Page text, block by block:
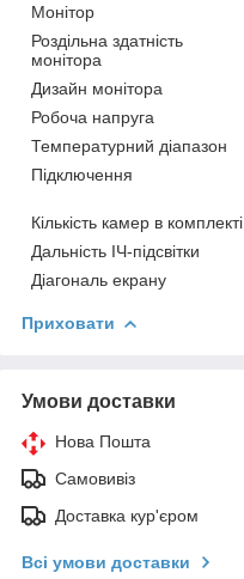
Монітор
Роздільна здатність
монітора
Дизайн монітора
Робоча напруга
Температурний діапазон
Підключення
Кількість камер в комплекті
Дальність ІЧ-підсвітки
Діагональ екрану
Приховати
Умови доставки
Нова Пошта
Самовивіз
Доставка кур'єром
Всі умови доставки